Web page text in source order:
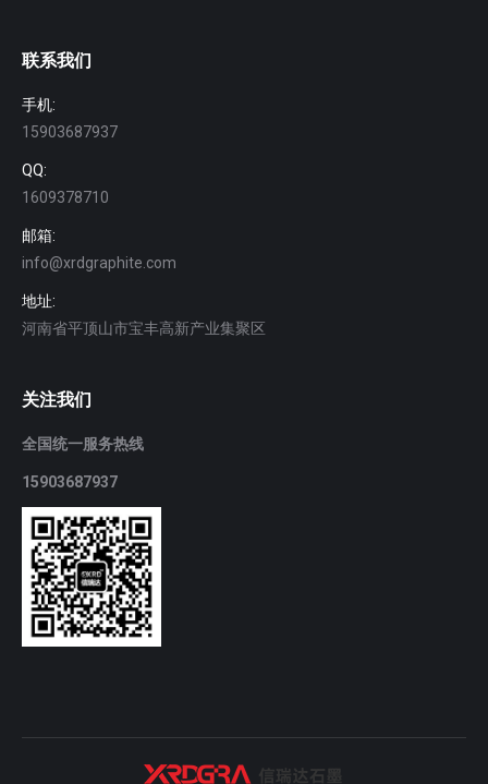
联系我们
手机:
15903687937
QQ:
1609378710
邮箱:
info@xrdgraphite.com
地址:
河南省平顶山市宝丰高新产业集聚区
关注我们
全国统一服务热线
15903687937